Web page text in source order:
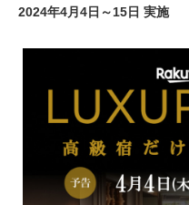
2024年4月4日～15日 実施